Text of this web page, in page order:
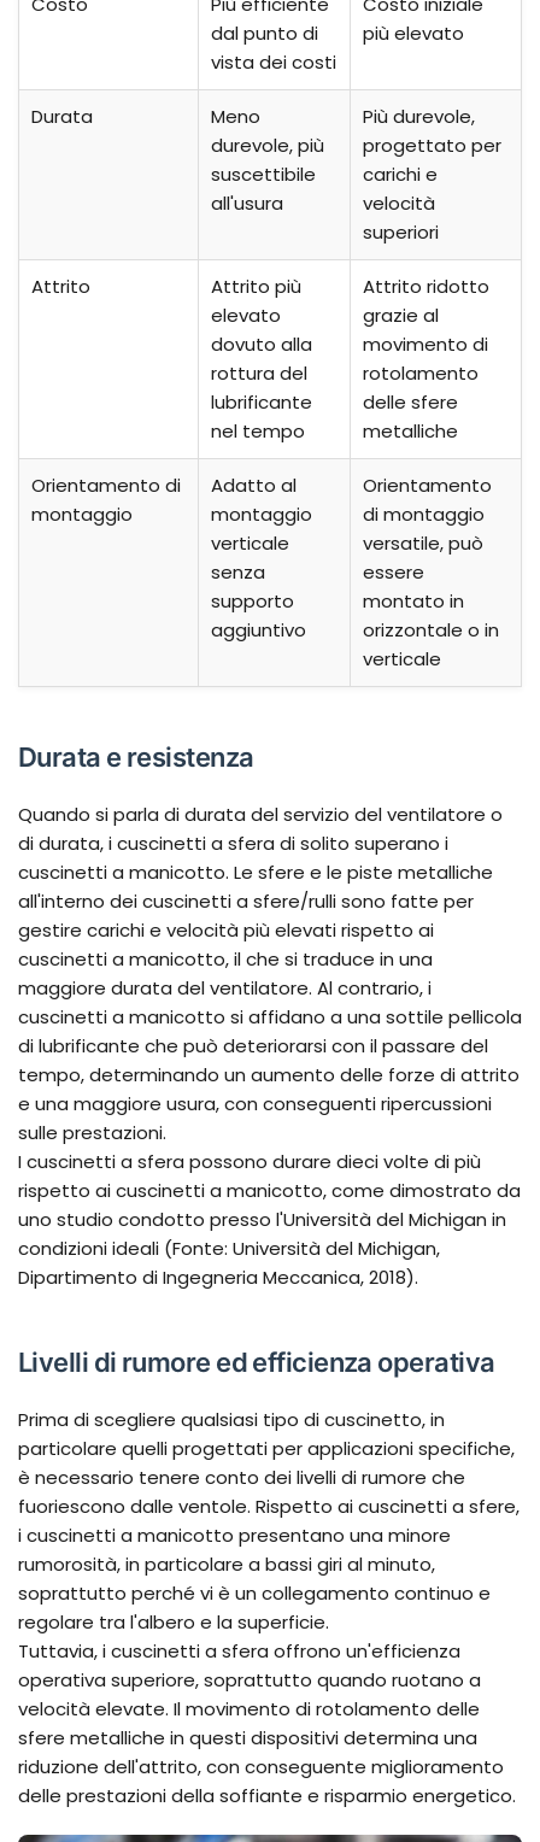
dal punto di
vista dei costi
più elevato
Durata
Meno
durevole, più
suscettibile
all'usura
Più durevole,
progettato per
carichi e
velocità
superiori
Attrito
Attrito più
elevato
dovuto alla
rottura del
lubrificante
nel tempo
Attrito ridotto
grazie al
movimento di
rotolamento
delle sfere
metalliche
Orientamento di
montaggio
Adatto al
montaggio
verticale
senza
supporto
aggiuntivo
Orientamento
di montaggio
versatile, può
essere
montato in
orizzontale o in
verticale
Durata e resistenza
Quando si parla di durata del servizio del ventilatore o
di durata, i cuscinetti a sfera di solito superano i
cuscinetti a manicotto. Le sfere e le piste metalliche
all'interno dei cuscinetti a sfere/rulli sono fatte per
gestire carichi e velocità più elevati rispetto ai
cuscinetti a manicotto, il che si traduce in una
maggiore durata del ventilatore. Al contrario, i
cuscinetti a manicotto si affidano a una sottile pellicola
di lubrificante che può deteriorarsi con il passare del
tempo, determinando un aumento delle forze di attrito
e una maggiore usura, con conseguenti ripercussioni
sulle prestazioni.
I cuscinetti a sfera possono durare dieci volte di più
rispetto ai cuscinetti a manicotto, come dimostrato da
uno studio condotto presso l'Università del Michigan in
condizioni ideali (Fonte: Università del Michigan,
Dipartimento di Ingegneria Meccanica, 2018).
Livelli di rumore ed efficienza operativa
Prima di scegliere qualsiasi tipo di cuscinetto, in
particolare quelli progettati per applicazioni specifiche,
è necessario tenere conto dei livelli di rumore che
fuoriescono dalle ventole. Rispetto ai cuscinetti a sfere,
i cuscinetti a manicotto presentano una minore
rumorosità, in particolare a bassi giri al minuto,
soprattutto perché vi è un collegamento continuo e
regolare tra l'albero e la superficie.
Tuttavia, i cuscinetti a sfera offrono un'efficienza
operativa superiore, soprattutto quando ruotano a
velocità elevate. Il movimento di rotolamento delle
sfere metalliche in questi dispositivi determina una
riduzione dell'attrito, con conseguente miglioramento
delle prestazioni della soffiante e risparmio energetico.